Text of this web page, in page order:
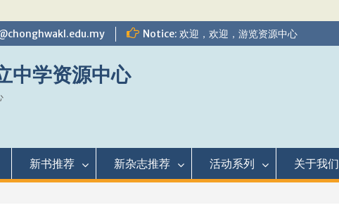
Notice: 欢迎，欢迎，游览资源中心
中学资源中心
新书推荐 新杂志推荐 活动系列 关于我们